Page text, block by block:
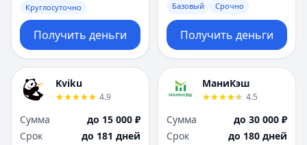
Круглосуточно
Получить деньги
Базовый Срочно
Получить деньги
Kviku
4.9
Сумма
до 15 000 ₽
Срок
до 181 дней
МаниКэш
4.5
Сумма
до 30 000 ₽
Срок
до 180 дней